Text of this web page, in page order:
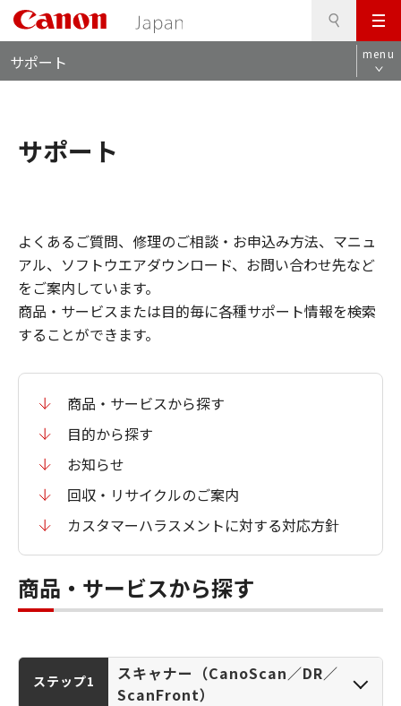
メ
ニ
ュ
サポート menu
サポート
よくあるご質問、修理のご相談・お申込み方法、マニュ
アル、ソフトウエアダウンロード、お問い合わせ先など
をご案内しています。
商品・サービスまたは目的毎に各種サポート情報を検索
することができます。
商品・サービスから探す
目的から探す
お知らせ
回収・リサイクルのご案内
カスタマーハラスメントに対する対応方針
商品・サービスから探す
ステップ1
スキャナー（CanoScan／DR／
ScanFront）